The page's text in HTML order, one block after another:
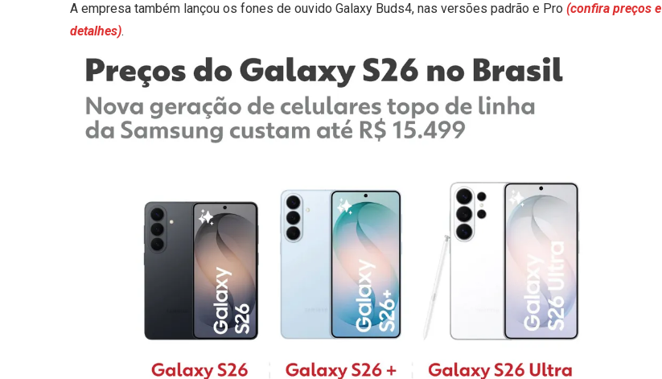
A empresa também lançou os fones de ouvido Galaxy Buds4, nas versões padrão e Pro (confira preços e
detalhes).